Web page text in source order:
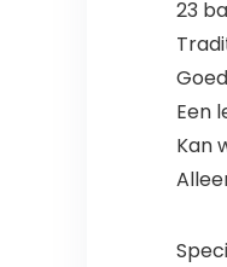
23
Een
Kan